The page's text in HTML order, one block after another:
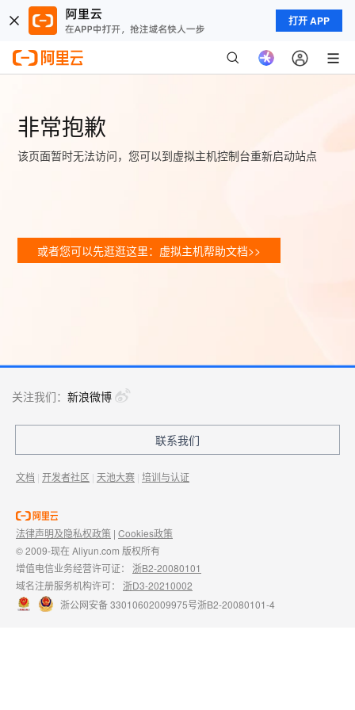
打开 APP
非常抱歉
该页面暂时无法访问，您可以到虚拟主机控制台重新启动站点
或者您可以先逛逛这里：虚拟主机帮助文档>>